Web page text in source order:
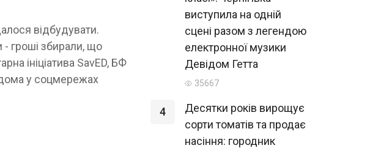
відбудувати.
- гроші збирали, що
ініціатива SavED, БФ
у соцмережах
виступила на одній
сцені разом з легендою
електронної музики
Девідом Гетта
35667
4
Десятки років вирощує
сорти томатів та продає
насіння: городник